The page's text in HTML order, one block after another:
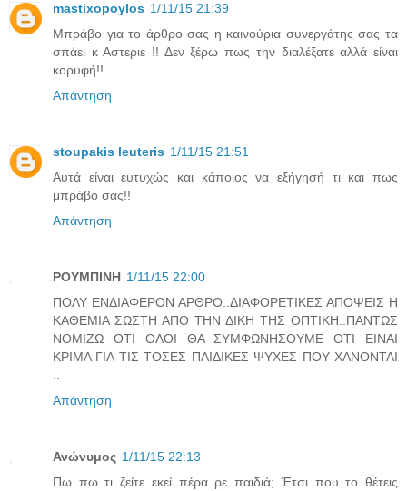
mastixopoylos 1/11/15 21:39
Μπράβο για το άρθρο σας η καινούρια συνεργάτης σας τα
σπάει κ Αστεριε !! Δεν ξέρω πως την διαλέξατε αλλά είναι
κορυφή!!
Απάντηση
stoupakis leuteris 1/11/15 21:51
Αυτά είναι ευτυχώς και κάποιος να εξήγησή τι και πως
μπράβο σας!!
Απάντηση
ΡΟΥΜΠΙΝΗ 1/11/15 22:00
ΠΟΛΥ ΕΝΔΙΑΦΕΡΟΝ ΑΡΘΡΟ..ΔΙΑΦΟΡΕΤΙΚΕΣ ΑΠΟΨΕΙΣ Η
ΚΑΘΕΜΙΑ ΣΩΣΤΗ ΑΠΟ ΤΗΝ ΔΙΚΗ ΤΗΣ ΟΠΤΙΚΗ..ΠΑΝΤΩΣ
ΝΟΜΙΖΩ ΟΤΙ ΟΛΟΙ ΘΑ ΣΥΜΦΩΝΗΣΟΥΜΕ ΟΤΙ ΕΙΝΑΙ
ΚΡΙΜΑ ΓΙΑ ΤΙΣ ΤΟΣΕΣ ΠΑΙΔΙΚΕΣ ΨΥΧΕΣ ΠΟΥ ΧΑΝΟΝΤΑΙ
..
Απάντηση
Ανώνυμος 1/11/15 22:13
Πω πω τι ζείτε εκεί πέρα ρε παιδιά; Έτσι που το θέτεις